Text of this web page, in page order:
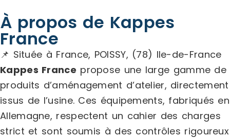
À propos de Kappes
France
📌 Située à France, POISSY, (78) Ile-de-France
Kappes France propose une large gamme de
produits d’aménagement d’atelier, directement
issus de l’usine. Ces équipements, fabriqués en
Allemagne, respectent un cahier des charges
strict et sont soumis à des contrôles rigoureux